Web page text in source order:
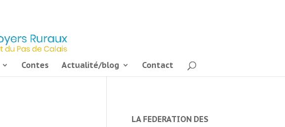
Contes Actualité/blog Contact
LA FEDERATION DES